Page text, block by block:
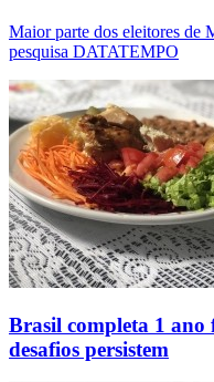
Maior parte dos eleitores de
pesquisa DATATEMPO
Brasil completa 1
desafios persistem